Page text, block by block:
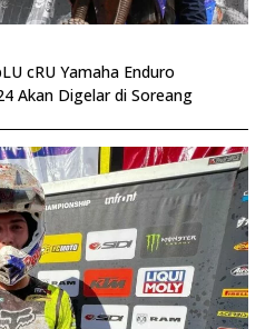
cRU Yamaha Enduro
Akan Digelar di Soreang